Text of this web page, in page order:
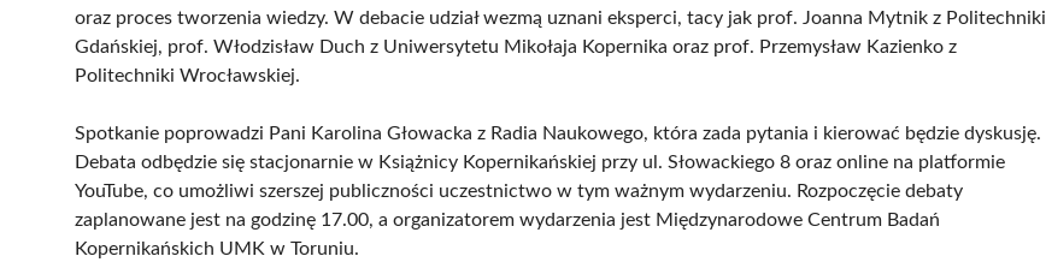
oraz proces tworzenia wiedzy. W debacie udział wezmą uznani eksperci, tacy jak prof. Joanna Mytnik z Politechniki
Gdańskiej, prof. Włodzisław Duch z Uniwersytetu Mikołaja Kopernika oraz prof. Przemysław Kazienko z
Politechniki Wrocławskiej.
Spotkanie poprowadzi Pani Karolina Głowacka z Radia Naukowego, która zada pytania i kierować będzie dyskusję.
Debata odbędzie się stacjonarnie w Książnicy Kopernikańskiej przy ul. Słowackiego 8 oraz online na platformie
YouTube, co umożliwi szerszej publiczności uczestnictwo w tym ważnym wydarzeniu. Rozpoczęcie debaty
zaplanowane jest na godzinę 17.00, a organizatorem wydarzenia jest Międzynarodowe Centrum Badań
Kopernikańskich UMK w Toruniu.